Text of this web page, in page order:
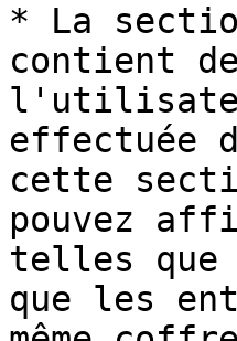
* La
contient
effectuée
cette
pouvez
telles
que les